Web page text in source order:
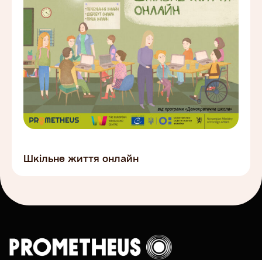
Шкільне життя онлайн